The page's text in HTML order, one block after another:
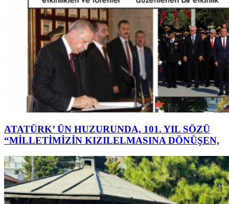
ATATÜRK’ ÜN HUZURUNDA, 101. YIL SÖZÜ
“MİLLETİMİZİN KIZILELMASINA DÖNÜŞEN,